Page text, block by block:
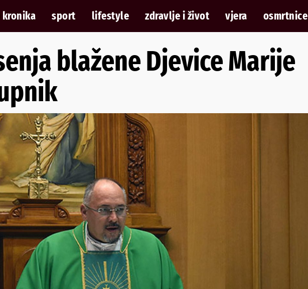
kronika sport lifestyle zdravlje i život vjera osmrtnice
blažene Djevice Marije